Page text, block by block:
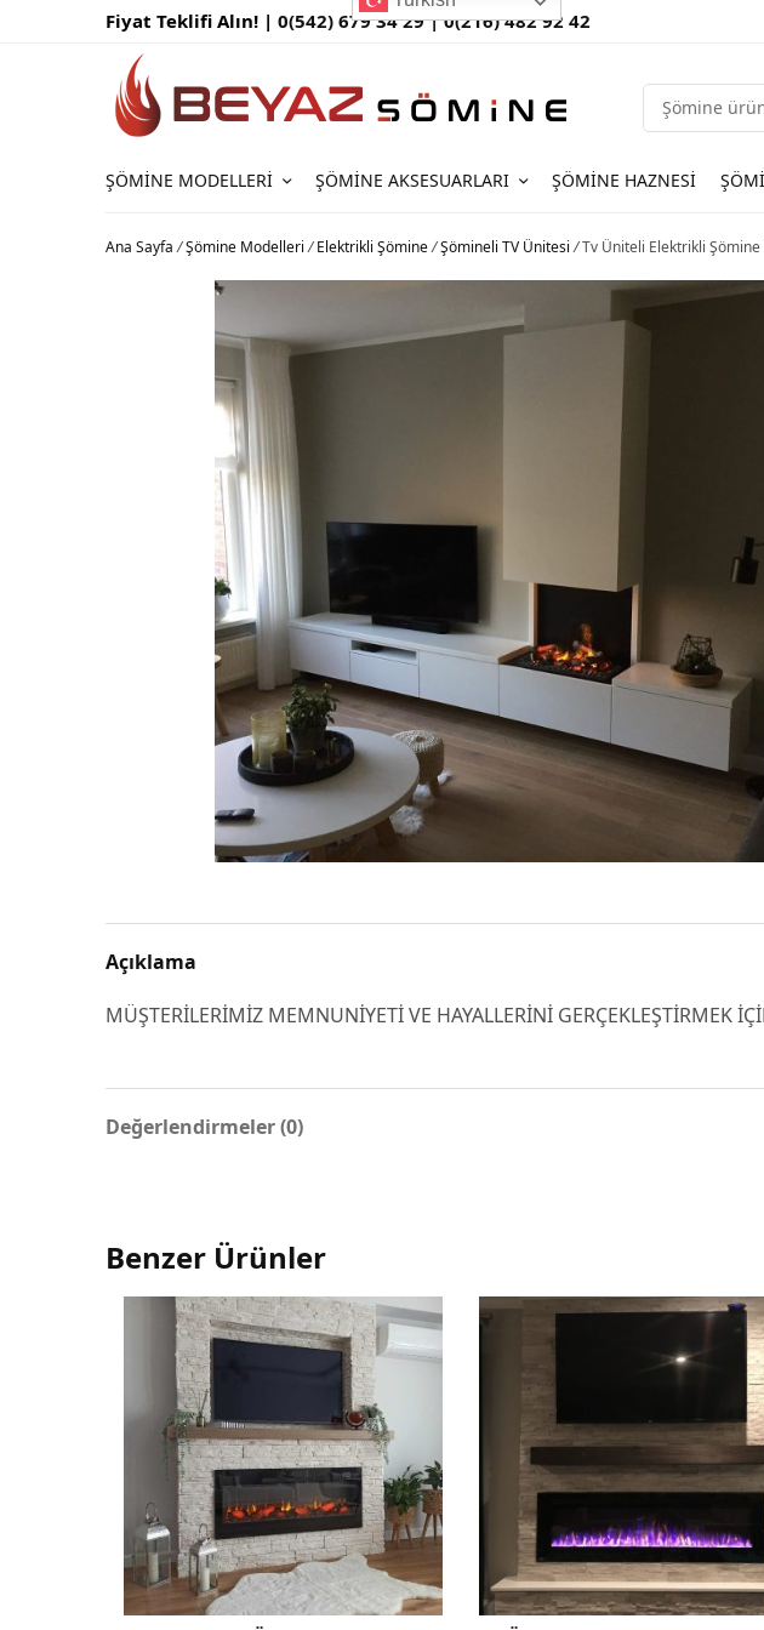
Fiyat Teklifi Alın! |0(542) 679 34 29 |0(216) 482 92 42
ŞÖMINE MODELLERI ŞÖMINE AKSESUARLARI ŞÖMINE HAZNESI
Ana Sayfa /Şömine Modelleri / Elektrikli Şömine/Şömineli TV Ünitesi /Tv Üniteli Elektrikli Şömine
Açıklama
MÜŞTERİLERİMİZ MEMNUNİYETİ VE HAYALLERİNİ GERÇEKLEŞTİRMEK
Değerlendirmeler (0)
Benzer Ürünler